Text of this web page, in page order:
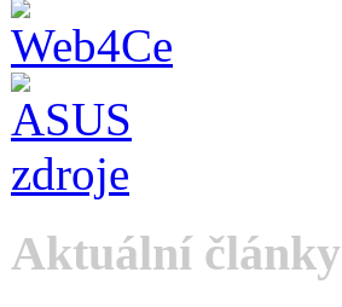
Aktuální články